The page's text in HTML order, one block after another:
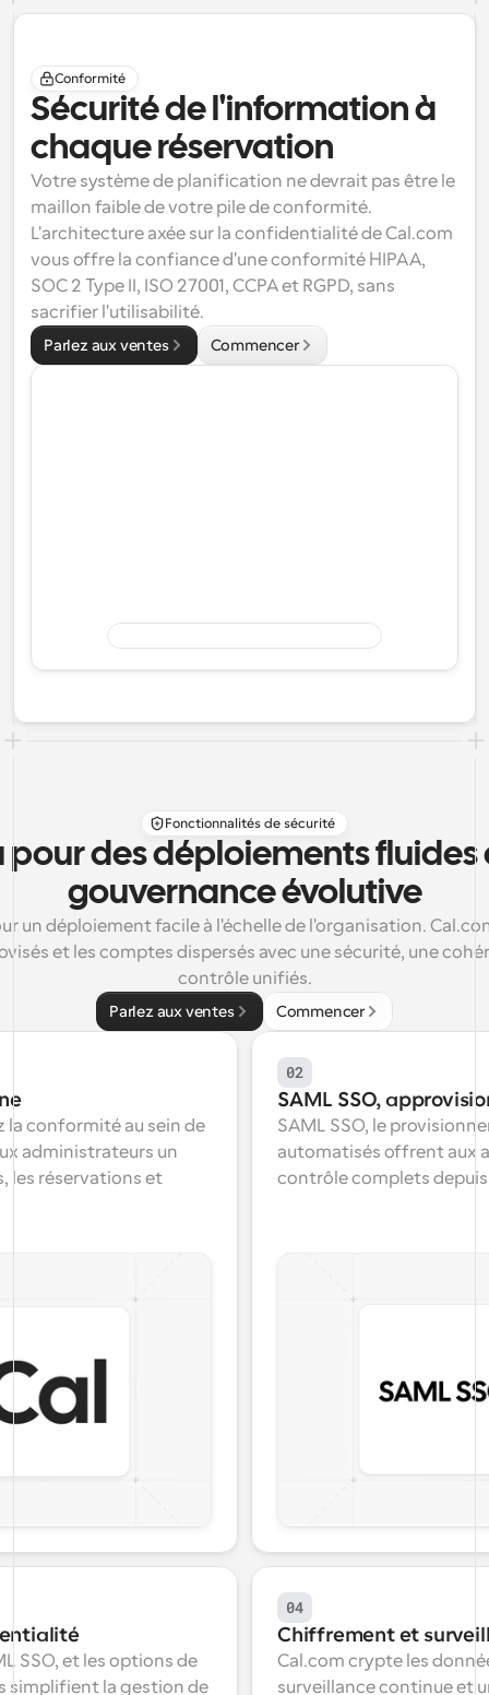
Conformité
Sécurité de l'information à
chaque réservation
Votre système de planification ne devrait pas être le
maillon faible de votre pile de conformité.
L'architecture axée sur la confidentialité de Cal.com
vous offre la confiance d'une conformité HIPAA
SOC 2 Type II, ISO 27001, CCPA et RGPD, sans
sacrifier l'utilisabilité.
Parlez aux ventes Commencer
Fonctionnalités de sécurité
pour des déploiements fluides
gouvernance évolutive
un déploiement facile à l'échelle de l'organisation.
et les comptes dispersés avec une sécurité, une
contrôle unifiés.
Parlez aux ventes Commencer
conformité au sein de
administrateurs un
les réservations et
02
SAML SSO,
SAML SSO, le
automatisés offrent aux
contrôle complets
SSO, et les options de
simplifient la gestion de
04
Chiffrement et
Cal.com crypte les
surveillance continue et